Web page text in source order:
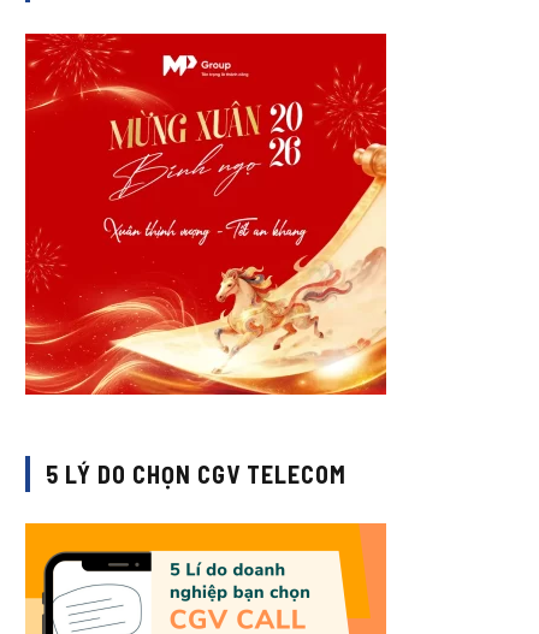
5 LÝ DO CHỌN CGV TELECOM